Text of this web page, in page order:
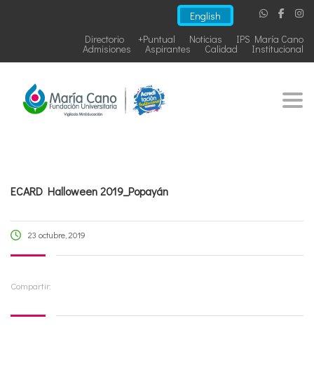
English
IPS María Cano
Noticias
+Puntual
Directorio
Institucional
Calidad
Aspirantes
Admisiones
ECARD Halloween 2019_Popayán
23 octubre, 2019
Compartir: